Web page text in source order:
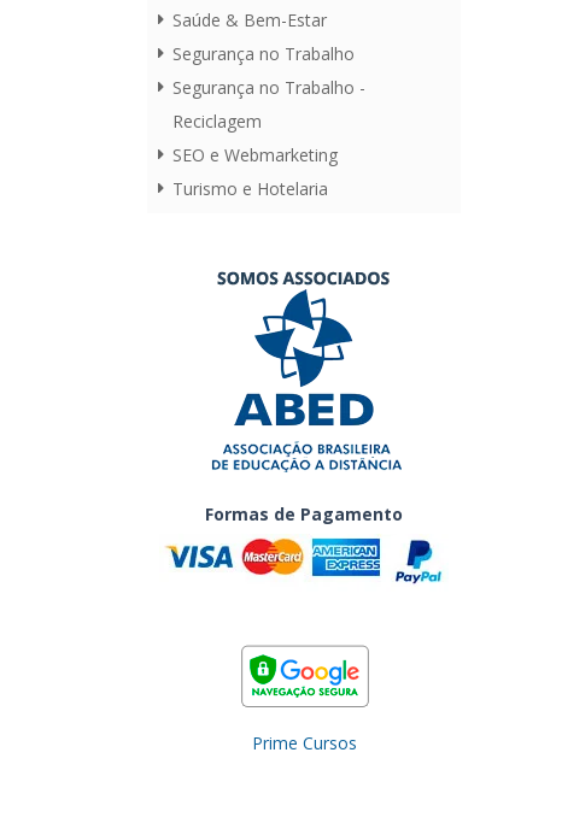
Saúde & Bem-Estar
Segurança no Trabalho
Segurança no Trabalho -
Reciclagem
SEO e Webmarketing
Turismo e Hotelaria
Formas de Pagamento
Prime Cursos